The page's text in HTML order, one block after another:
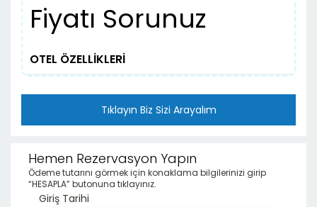
Fiyatı Sorunuz
OTEL ÖZELLİKLERİ
Tıklayın Biz Sizi Arayalım
Hemen Rezervasyon Yapın
Ödeme tutarını görmek için konaklama bilgilerinizi girip
“HESAPLA” butonuna tıklayınız.
Giriş Tarihi